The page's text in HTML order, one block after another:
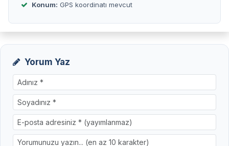
Konum: GPS koordinatı mevcut
Yorum Yaz